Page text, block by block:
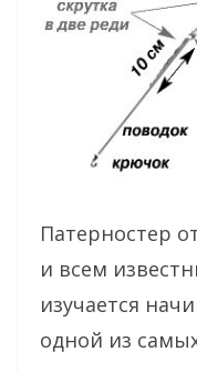
Патерностер
и всем
изучается
одной из